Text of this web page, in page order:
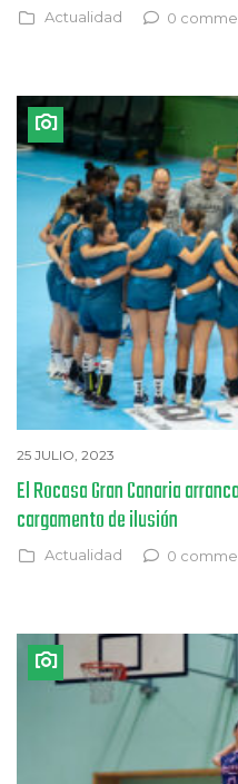
Actualidad 0
25 JULIO, 2023
El Rocasa Gran Canaria
cargamento de ilusión
Actualidad 0